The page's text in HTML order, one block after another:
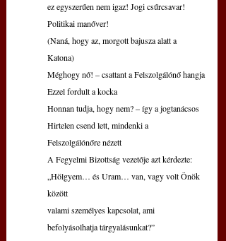
ez egyszerűen nem igaz! Jogi csűrcsavar!
Politikai manőver!
(Naná, hogy az, morgott bajusza alatt a
Katona)
Méghogy nő! – csattant a Felszolgálónő hangja
Ezzel fordult a kocka
Honnan tudja, hogy nem? – így a jogtanácsos
Hirtelen csend lett, mindenki a
Felszolgálónőre nézett
A Fegyelmi Bizottság vezetője azt kérdezte:
„Hölgyem… és Uram… van, vagy volt Önök
között
valami személyes kapcsolat, ami
befolyásolhatja tárgyalásunkat?”